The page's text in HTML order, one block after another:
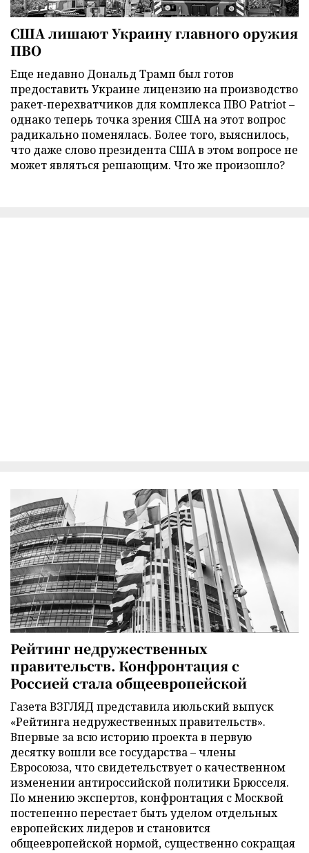
США лишают Украину главного оружия
ПВО
Еще недавно Дональд Трамп был готов
предоставить Украине лицензию на производство
ракет-перехватчиков для комплекса ПВО Patriot –
однако теперь точка зрения США на этот вопрос
радикально поменялась. Более того, выяснилось,
что даже слово президента США в этом вопросе не
может являться решающим. Что же произошло?
Рейтинг недружественных
правительств. Конфронтация с
Россией стала общеевропейской
Газета ВЗГЛЯД представила июльский выпуск
«Рейтинга недружественных правительств».
Впервые за всю историю проекта в первую
десятку вошли все государства – члены
Евросоюза, что свидетельствует о качественном
изменении антироссийской политики Брюсселя.
По мнению экспертов, конфронтация с Москвой
постепенно перестает быть уделом отдельных
европейских лидеров и становится
общеевропейской нормой, существенно сокращая